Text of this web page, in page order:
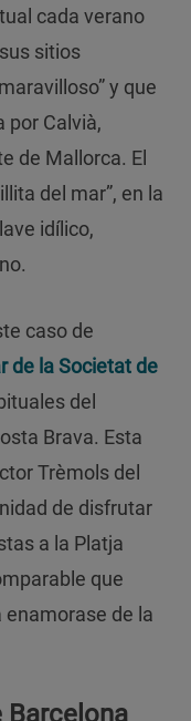
cada verano
sitios
y que
por Calvià,
de Mallorca. El
del mar”, en la
idílico,
caso de
de la Societat de
del
Brava. Esta
Trèmols del
de disfrutar
a la Platja
que
enamorase de la
Barcelona